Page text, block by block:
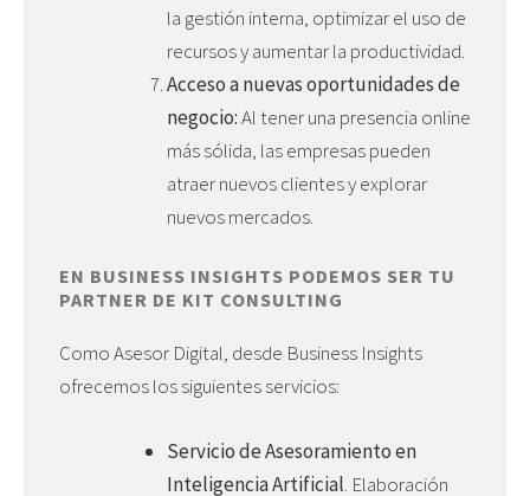
la gestión interna, optimizar el uso de
recursos y aumentar la productividad.
Acceso a nuevas oportunidades de
negocio:Al tener una presencia online
más sólida, las empresas pueden
atraer nuevos clientes y explorar
nuevos mercados.
EN BUSINESS INSIGHTS PODEMOS SER TU
PARTNER DE KIT CONSULTING
Como Asesor Digital, desde Business Insights
ofrecemos los siguientes servicios:
Servicio de Asesoramiento en
Inteligencia Artificial. Elaboración